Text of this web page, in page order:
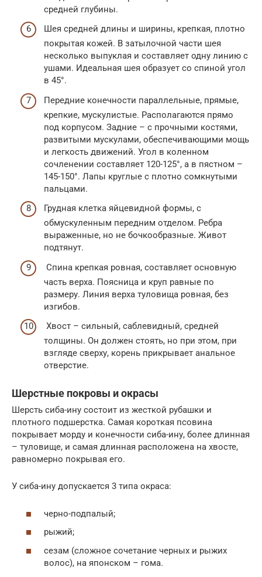
средней глубины.
Шея средней длины и ширины, крепкая, плотно
покрытая кожей. В затылочной части шея
несколько выпуклая и составляет одну линию с
ушами. Идеальная шея образует со спиной угол
в 45°.
Передние конечности параллельные, прямые,
крепкие, мускулистые. Располагаются прямо
под корпусом. Задние – с прочными костями,
развитыми мускулами, обеспечивающими мощь
и легкость движений. Угол в коленном
сочленении составляет 120-125°, а в пястном –
145-150°. Лапы круглые с плотно сомкнутыми
пальцами.
Грудная клетка яйцевидной формы, с
обмускуленным передним отделом. Ребра
выраженные, но не бочкообразные. Живот
подтянут.
Спина крепкая ровная, составляет основную
часть верха. Поясница и круп равные по
размеру. Линия верха туловища ровная, без
изгибов.
Хвост – сильный, саблевидный, средней
толщины. Он должен стоять, но при этом, при
взгляде сверху, корень прикрывает анальное
отверстие.
Шерстные покровы и окрасы
Шерсть сиба-ину состоит из жесткой рубашки и
плотного подшерстка. Самая короткая псовина
покрывает морду и конечности сиба-ину, более длинная
– туловище, и самая длинная расположена на хвосте,
равномерно покрывая его.
У сиба-ину допускается 3 типа окраса:
черно-подпалый;
рыжий;
сезам (сложное сочетание черных и рыжих
волос), на японском – гома.